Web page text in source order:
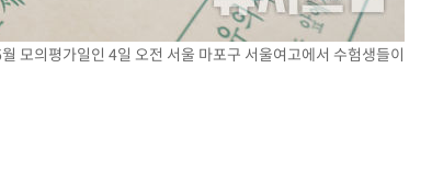
모의평가일인 4일 오전 서울 마포구 서울여고에서 수험생들이